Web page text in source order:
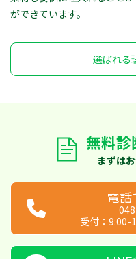
ができています。
選ばれる
無料診
まずは
電話
受付：9:00-